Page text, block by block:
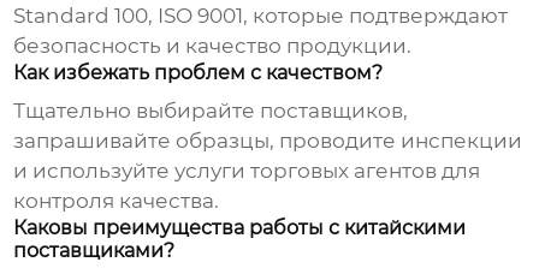
Standard 100, ISO 9001, которые подтверждают
безопасность и качество продукции.
Как избежать проблем с качеством?
Тщательно выбирайте поставщиков,
запрашивайте образцы, проводите инспекции
и используйте услуги торговых агентов для
контроля качества.
Каковы преимущества работы с китайскими
поставщиками?